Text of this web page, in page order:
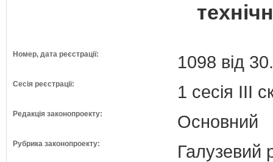
Номер, дата реєстрації: 1098 від
Сесія реєстрації: 1 сесія III
Редакція законопроекту: Основний
Рубрика законопроекту: Галузевий